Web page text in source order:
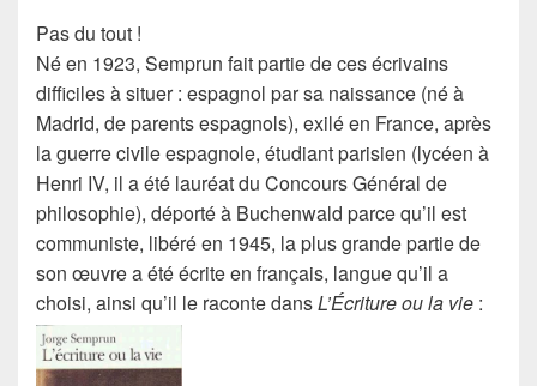
Pas du tout !
Né en 1923, Semprun fait partie de ces écrivains
difficiles à situer : espagnol par sa naissance (né à
Madrid, de parents espagnols), exilé en France, après
la guerre civile espagnole, étudiant parisien (lycéen à
Henri IV, il a été lauréat du Concours Général de
philosophie), déporté à Buchenwald parce qu’il est
communiste, libéré en 1945, la plus grande partie de
son œuvre a été écriteen français, langue qu’il a
choisi, ainsi qu’il le raconte dansL’Écriture ou la vie :